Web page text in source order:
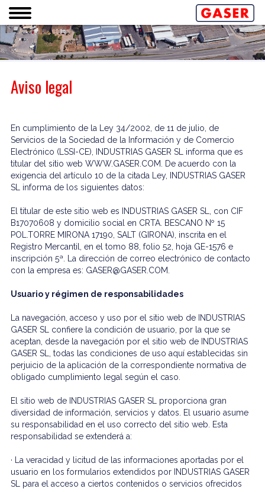
Aviso legal
En cumplimiento de la Ley 34/2002, de 11 de julio, de
Servicios de la Sociedad de la Información y de Comercio
Electrónico (LSSI-CE), INDUSTRIAS GASER SL informa que es
titular del sitio web WWW.GASER.COM. De acuerdo con la
exigencia del artículo 10 de la citada Ley, INDUSTRIAS GASER
SL informa de los siguientes datos:
El titular de este sitio web es INDUSTRIAS GASER SL, con CIF
B17070608 y domicilio social en CRTA. BESCANO Nº 15
POL.TORRE MIRONA 17190, SALT (GIRONA), inscrita en el
Registro Mercantil, en el tomo 88, folio 52, hoja GE-1576 e
inscripción 5ª. La dirección de correo electrónico de contacto
con la empresa es: GASER@GASER.COM.
Usuario y régimen de responsabilidades
La navegación, acceso y uso por el sitio web de INDUSTRIAS
GASER SL confiere la condición de usuario, por la que se
aceptan, desde la navegación por el sitio web de INDUSTRIAS
GASER SL, todas las condiciones de uso aquí establecidas sin
perjuicio de la aplicación de la correspondiente normativa de
obligado cumplimiento legal según el caso.
El sitio web de INDUSTRIAS GASER SL proporciona gran
diversidad de información, servicios y datos. El usuario asume
su responsabilidad en el uso correcto del sitio web. Esta
responsabilidad se extenderá a:
· La veracidad y licitud de las informaciones aportadas por el
usuario en los formularios extendidos por INDUSTRIAS GASER
SL para el acceso a ciertos contenidos o servicios ofrecidos